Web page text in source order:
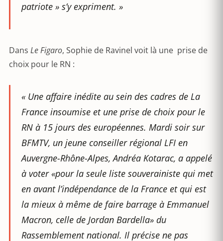
patriote » s’y expriment. »
Dans Le Figaro, Sophie de Ravinel voit là une prise de
choix pour le RN :
« Une affaire inédite au sein des cadres de La
France insoumise et une prise de choix pour le
RN à 15 jours des européennes. Mardi soir sur
BFMTV, un jeune conseiller régional LFI en
Auvergne-Rhône-Alpes, Andréa Kotarac, a appelé
à voter «pour la seule liste souverainiste qui met
en avant l’indépendance de la France et qui est
la mieux à même de faire barrage à Emmanuel
Macron, celle de Jordan Bardella» du
Rassemblement national. Il précise ne pas